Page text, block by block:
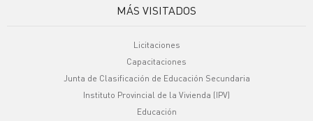
MÁS VISITADOS
Licitaciones
Capacitaciones
Junta de Clasificación de Educación Secundaria
Instituto Provincial de la Vivienda (IPV)
Educación